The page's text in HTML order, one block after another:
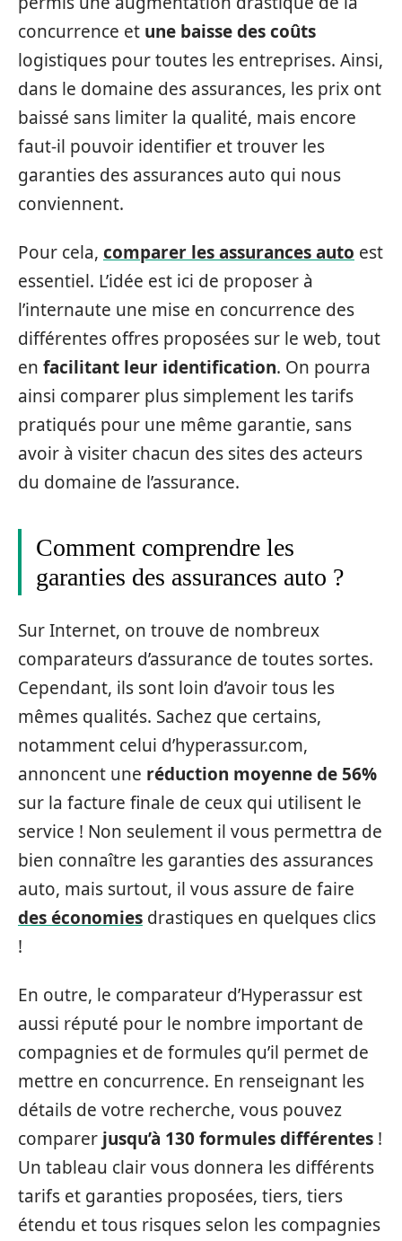
concurrence et une baisse des coûts
logistiques pour toutes les entreprises. Ainsi,
dans le domaine des assurances, les prix ont
baissé sans limiter la qualité, mais encore
faut-il pouvoir identifier et trouver les
garanties des assurances auto qui nous
conviennent.
Pour cela, comparer les assurances auto est
essentiel. L’idée est ici de proposer à
l’internaute une mise en concurrence des
différentes offres proposées sur le web, tout
en facilitant leur identification. On pourra
ainsi comparer plus simplement les tarifs
pratiqués pour une même garantie, sans
avoir à visiter chacun des sites des acteurs
du domaine de l’assurance.
Comment comprendre les
garanties des assurances auto ?
Sur Internet, on trouve de nombreux
comparateurs d’assurance de toutes sortes.
Cependant, ils sont loin d’avoir tous les
mêmes qualités. Sachez que certains,
notamment celui d’hyperassur.com,
annoncent une réduction moyenne de 56%
sur la facture finale de ceux qui utilisent le
service ! Non seulement il vous permettra de
bien connaître les garanties des assurances
auto, mais surtout, il vous assure de faire
des économies drastiques en quelques clics
!
En outre, le comparateur d’Hyperassur est
aussi réputé pour le nombre important de
compagnies et de formules qu’il permet de
mettre en concurrence. En renseignant les
détails de votre recherche, vous pouvez
comparer jusqu’à 130 formules différentes !
Un tableau clair vous donnera les différents
tarifs et garanties proposées, tiers, tiers
étendu et tous risques selon les compagnies